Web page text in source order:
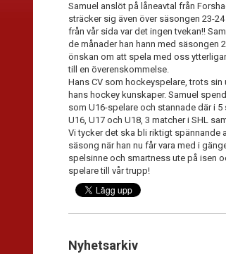
Samuel anslöt på låneavtal från
sträcker sig även över säsongen 23-
från vår sida var det ingen tvekan!!
de månader han hann med säsongen
önskan om att spela med oss
till en överenskommelse.
Hans CV som hockeyspelare, trots
hans hockey kunskaper. Samuel
som U16-spelare och stannade där i
U16, U17 och U18, 3 matcher i SHL
Vi tycker det ska bli riktigt
säsong när han nu får vara med i
spelsinne och smartness ute på isen
spelare till vår trupp!
Nyhetsarkiv